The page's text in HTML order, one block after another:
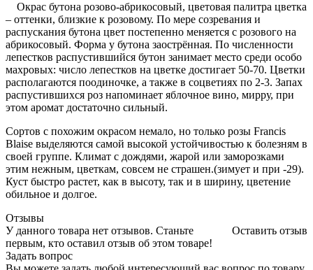
Окрас бутона розово-абрикосовый, цветовая палитра цветка
– оттенки, близкие к розовому. По мере созревания и
распускания бутона цвет постепенно меняется с розового на
абрикосовый. Форма у бутона заострённая. По численности
лепестков распустившийся бутон занимает место среди особо
махровых: число лепестков на цветке достигает 50-70. Цветки
располагаются поодиночке, а также в соцветиях по 2-3. Запах
распустившихся роз напоминает яблочное вино, мирру, при
этом аромат достаточно сильный.
Сортов с похожим окрасом немало, но только розы Francis
Blaise выделяются самой высокой устойчивостью к болезням в
своей группе. Климат с дождями, жарой или заморозками
этим нежным, цветкам, совсем не страшен.(зимует и при -29).
Куст быстро растет, как в высоту, так и в ширину, цветение
обильное и долгое.
Отзывы
Оставить отзыв
У данного товара нет отзывов. Станьте
первым, кто оставил отзыв об этом товаре!
Задать вопрос